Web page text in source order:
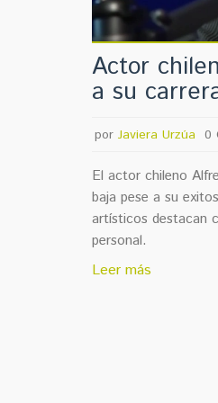
Actor
a su
por Javiera Urzúa 0
El actor chileno
baja pese a su
artísticos destacan
personal.
Leer más